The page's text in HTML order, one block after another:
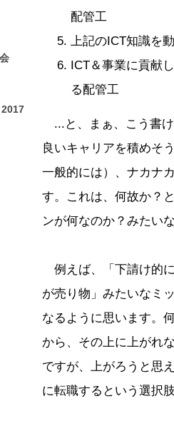
配管工
上記のICT知識を
ICT＆事業に貢献
る配管工
...と、まぁ、こう書
良いキャリアを積めそ
一般的には）、ナカナ
す。これは、何故か？
ンが何なのか？みたい
例えば、「下請け的
が売り物」みたいなミ
なるように思います。
から、その上に上がれ
ですが、上がろうと思
に転職するという選択